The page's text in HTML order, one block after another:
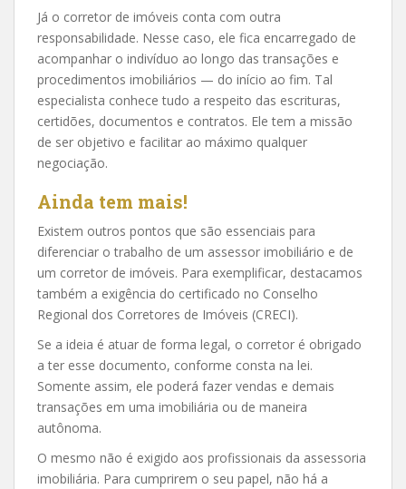
Já o corretor de imóveis conta com outra
responsabilidade. Nesse caso, ele fica encarregado de
acompanhar o indivíduo ao longo das transações e
procedimentos imobiliários — do início ao fim. Tal
especialista conhece tudo a respeito das escrituras,
certidões, documentos e contratos. Ele tem a missão
de ser objetivo e facilitar ao máximo qualquer
negociação.
Ainda tem mais!
Existem outros pontos que são essenciais para
diferenciar o trabalho de um assessor imobiliário e de
um corretor de imóveis. Para exemplificar, destacamos
também a exigência do certificado no Conselho
Regional dos Corretores de Imóveis (CRECI).
Se a ideia é atuar de forma legal, o corretor é obrigado
a ter esse documento, conforme consta na lei.
Somente assim, ele poderá fazer vendas e demais
transações em uma imobiliária ou de maneira
autônoma.
O mesmo não é exigido aos profissionais da assessoria
imobiliária. Para cumprirem o seu papel, não há a